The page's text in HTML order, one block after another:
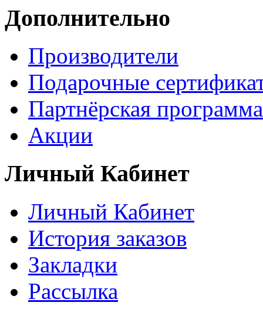
Дополнительно
Производители
Подарочные
Партнёрская программа
Акции
Личный Кабинет
Личный Кабинет
История заказов
Закладки
Рассылка